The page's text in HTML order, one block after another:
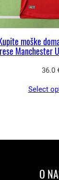
moške
Manchester
36.0
Select
O